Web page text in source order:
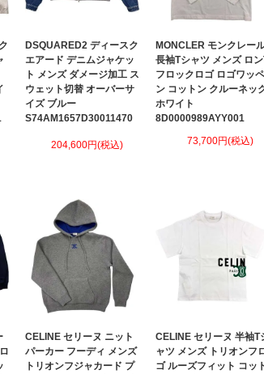
DSQUARED2 ディースク
エアード デニムジャケッ
ト メンズ ダメージ加工 ス
ウェット切替 オーバーサ
イズ ブルー
S74AM1657D30011470
204,600円(税込)
MONCLER モンクレー
長袖Tシャツ メンズ ロ
フロックロゴ ロゴワッペ
ン コットン クルーネッ
ホワイト
8D0000989AYY001
73,700円(税込)
CELINE セリーヌ ニット
パーカー フーディ メンズ
トリオンフジャカード プ
CELINE セリーヌ 半袖T
ャツ メンズ トリオンフ
ゴ ルーズフィット コッ